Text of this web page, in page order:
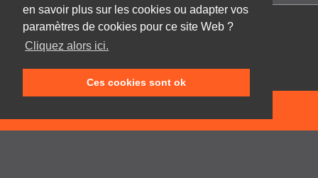
en savoir plus sur les cookies ou adapter vos
paramètres de cookies pour ce site Web ?
Cliquez alors ici.
Ces cookies sont ok
Cabinet d'architecture Frank GRUWEZ bvba
9700 Oudenaarde
T +32 (0)55 45 53 63
Speldenstraat 10